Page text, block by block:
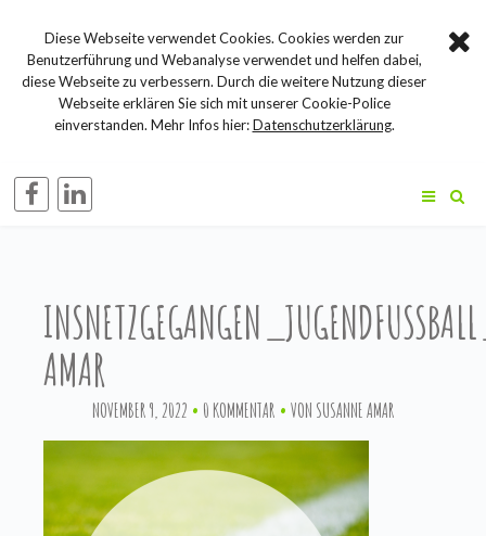
MAR
NOVEMBER 9, 2022 0 KOMMENTAR VON SUSANNE AMAR
Diese Webseite verwendet Cookies. Cookies werden zur
Benutzerführung und Webanalyse verwendet und helfen dabei,
diese Webseite zu verbessern. Durch die weitere Nutzung dieser
Webseite erklären Sie sich mit unserer Cookie-Police
einverstanden. Mehr Infos hier:Datenschutzerklärung.